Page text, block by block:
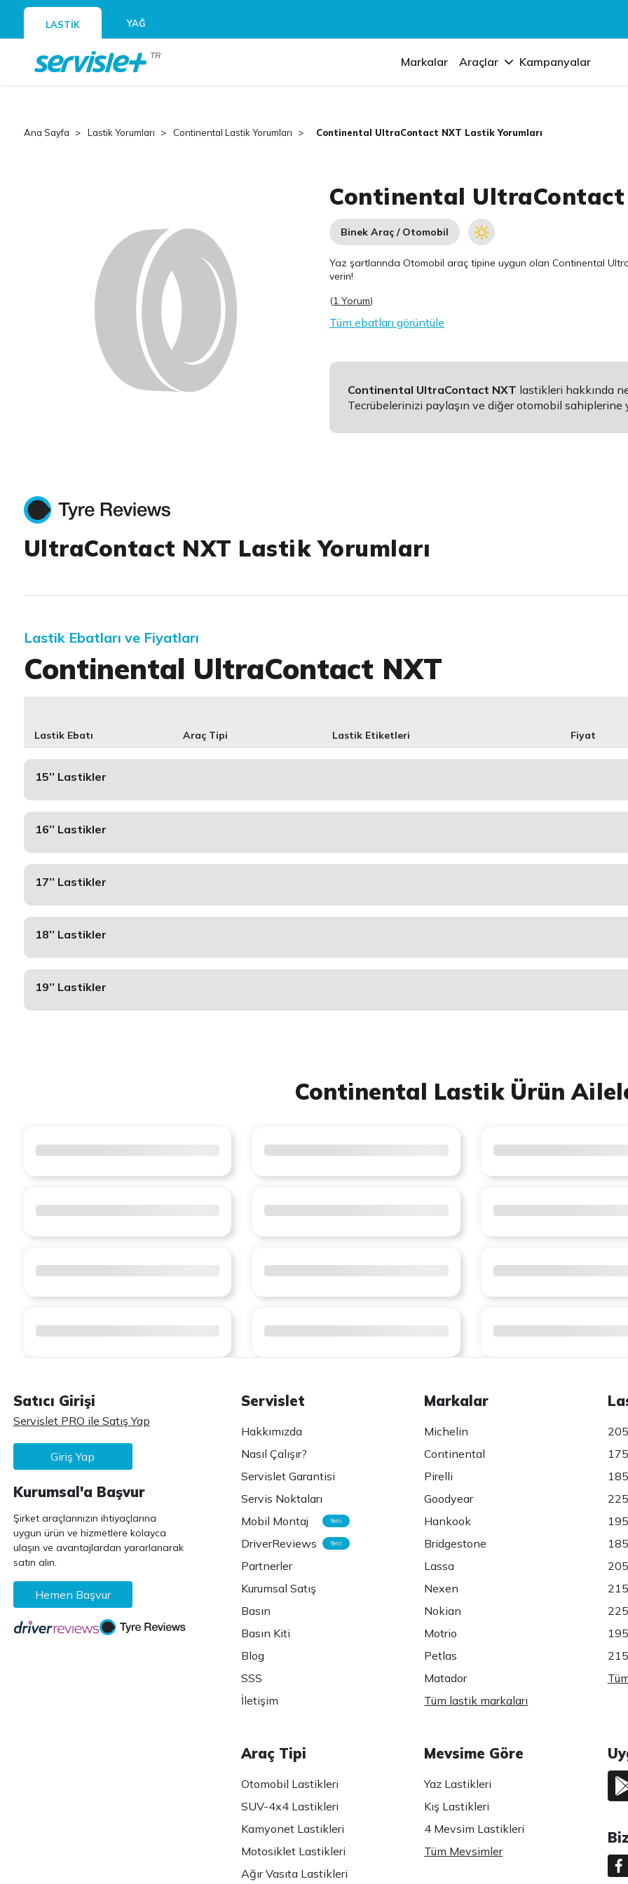
LASTİK YAĞ
TR Markalar Araçlar Kampanyalar
Ana Sayfa Lastik Yorumları Continental Lastik Yorumları Continental UltraContact NXT Lastik Yorumları
Continental UltraContact
Binek Araç / Otomobil
Yaz şartlarında Otomobil araç tipine uygun olanContinental
verin!
(1 Yorum)
Tüm ebatları görüntüle
Continental UltraContact NXT lastikleri hakkında
Tecrübelerinizi paylaşın ve diğer otomobil sahiplerine
UltraContact NXT Lastik Yorumları
Lastik Ebatları ve Fiyatları
Continental UltraContact NXT
Lastik Ebatı Araç Tipi Lastik Etiketleri Fiyat
15’’ Lastikler
16’’ Lastikler
17’’ Lastikler
18’’ Lastikler
19’’ Lastikler
Continental Lastik Ürün
Satıcı Girişi
Servislet PRO ile Satış Yap
Giriş Yap
Kurumsal'a Başvur
Şirket araçlarınızın ihtiyaçlarına
uygun ürün ve hizmetlere kolayca
ulaşın ve avantajlardan yararlanarak
satın alın.
Hemen Başvur
Servislet
Hakkımızda
Nasıl Çalışır?
Servislet Garantisi
Servis Noktaları
Mobil Montaj
Yeni
DriverReviews Yeni
Partnerler
Kurumsal Satış
Basın
Basın Kiti
Blog
SSS
İletişim
Markalar
Michelin
Continental
Pirelli
Goodyear
Hankook
Bridgestone
Lassa
Nexen
Nokian
Motrio
Petlas
Matador
Tüm lastik markaları
Araç Tipi
Otomobil Lastikleri
SUV-4x4 Lastikleri
Kamyonet Lastikleri
Motosiklet Lastikleri
Ağır Vasıta Lastikleri
Mevsime Göre
Yaz Lastikleri
Kış Lastikleri
4 Mevsim Lastikleri
Tüm Mevsimler